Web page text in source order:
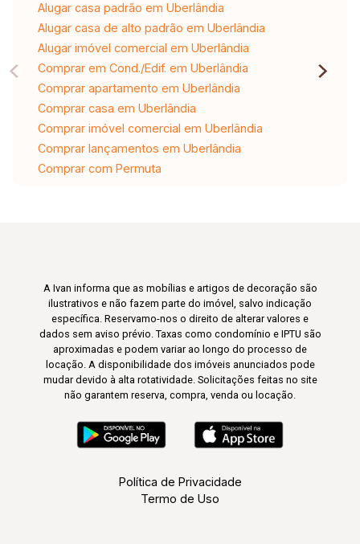
Alugar casa padrão em Uberlândia
Alugar casa de alto padrão em Uberlândia
Alugar imóvel comercial em Uberlândia
Comprar em Cond./Edif. em Uberlândia
Comprar apartamento em Uberlândia
Comprar casa em Uberlândia
Comprar imóvel comercial em Uberlândia
Comprar lançamentos em Uberlândia
Comprar com Permuta
A Ivan informa que as mobílias e artigos de decoração são
ilustrativos e não fazem parte do imóvel, salvo indicação
específica. Reservamo-nos o direito de alterar valores e
dados sem aviso prévio. Taxas como condomínio e IPTU são
aproximadas e podem variar ao longo do processo de
locação. A disponibilidade dos imóveis anunciados pode
mudar devido à alta rotatividade. Solicitações feitas no site
não garantem reserva, compra, venda ou locação.
Política de Privacidade
Termo de Uso